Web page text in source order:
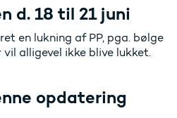
d. 18 til 21 juni
en lukning af PP, pga. bølge
alligevel ikke blive lukket.
opdatering